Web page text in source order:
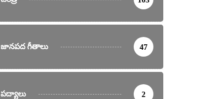
జానపద గీతాలు 47
పద్యాలు 2